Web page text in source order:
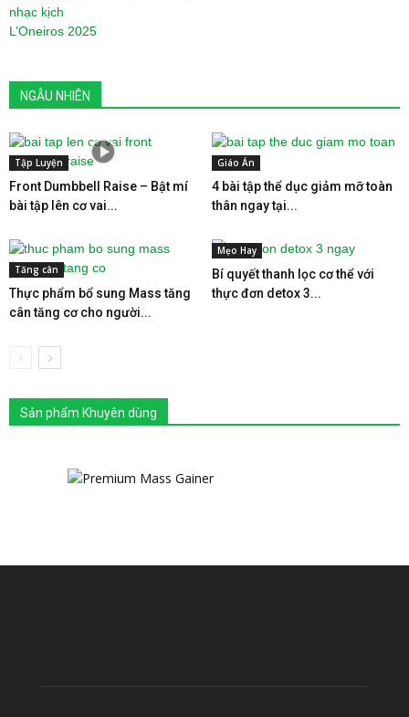
NGẪU NHIÊN
Tập Luyện
Front Dumbbell Raise – Bật mí
bài tập lên cơ vai...
Giáo Án
4 bài tập thể dục giảm mỡ toàn
thân ngay tại...
Tăng cân
Thực phẩm bổ sung Mass tăng
cân tăng cơ cho người...
Mẹo Hay
Bí quyết thanh lọc cơ thể với
thực đơn detox 3...
Sản phẩm Khuyên dùng